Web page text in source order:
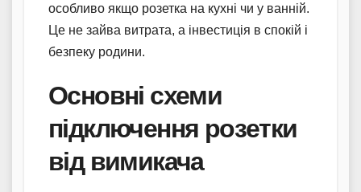
особливо якщо розетка на кухні чи у ванній.
Це не зайва витрата, а інвестиція в спокій і
безпеку родини.
Основні схеми
підключення розетки
від вимикача